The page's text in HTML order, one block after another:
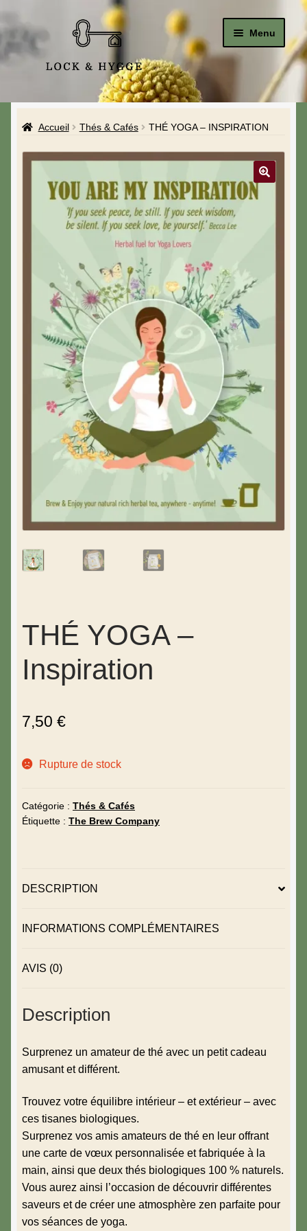
Menu
Le Studio
La Boutique
A propos de moi
Blog & Hygge
Accueil Thés & Cafés THÉ YOGA – INSPIRATION
THÉ YOGA –
Inspiration
7,50 €
Rupture de stock
Catégorie : Thés & Cafés
Étiquette : The Brew Company
DESCRIPTION
INFORMATIONS COMPLÉMENTAIRES
AVIS (0)
Description
Surprenez un amateur de thé avec un petit cadeau
amusant et différent.
Trouvez votre équilibre intérieur – et extérieur – avec
ces tisanes biologiques.
Surprenez vos amis amateurs de thé en leur offrant
une carte de vœux personnalisée et fabriquée à la
main, ainsi que deux thés biologiques 100 % naturels.
Vous aurez ainsi l’occasion de découvrir différentes
saveurs et de créer une atmosphère zen parfaite pour
vos séances de yoga.